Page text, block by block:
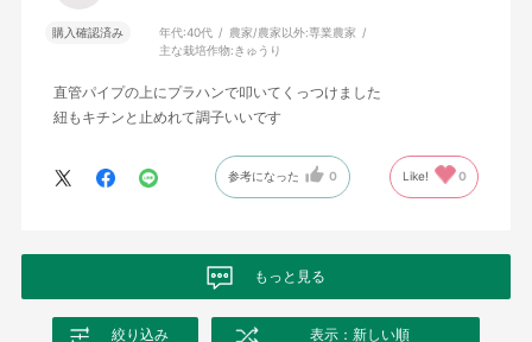
購入確認済み 年代:40代 農家/農家以外:専業農家
主な栽培作物: きゅうり
直管パイプの上にプラハンで叩いてくっつけました
紐もキチンと止めれて調子いいです
参考になった 0 Like! 0
もっと見る
絞り込み 表示：新しい順